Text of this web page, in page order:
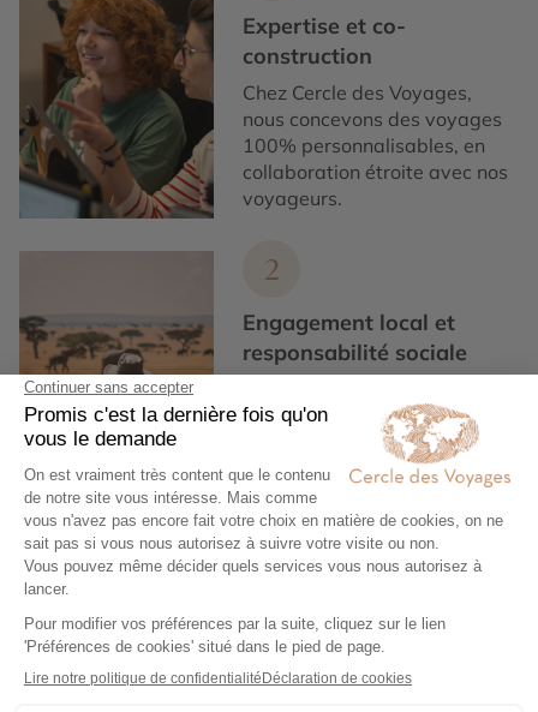
Expertise et co-
construction
Chez Cercle des Voyages,
nous concevons des voyages
100% personnalisables, en
collaboration étroite avec nos
voyageurs.
2
Engagement local et
responsabilité sociale
exclusivement avec des
partenaires locaux de
confiance, pour un tourisme
responsable, éthique,
authentique et de qualité.
Garantie et tranquillité
d'esprit